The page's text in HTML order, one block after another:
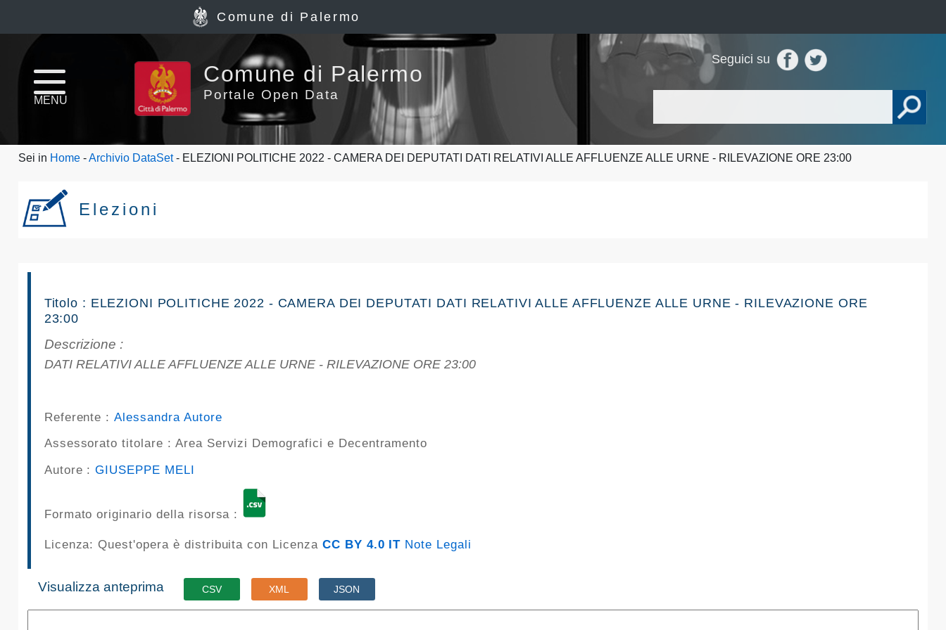
Home
page
Archivio
Dataset
Ultimi
Report
pubblicazioni
Archivio
Data
Comune di Palermo
MENU
Comune di Palermo
Portale Open Data
Seguici su
Sei in Home -Archivio DataSet- ELEZIONI POLITICHE 2022 - CAMERA DEI DEPUTATI DATI RELATIVI ALLE AFFLUENZE ALLE URNE - RILEVAZIONE ORE 23:00
Elezioni
Titolo : ELEZIONI POLITICHE 2022 - CAMERA DEI DEPUTATI DATI RELATIVI ALLE AFFLUENZE ALLE URNE - RILEVAZIONE ORE
23:00
Descrizione :
DATI RELATIVI ALLE AFFLUENZE ALLE URNE - RILEVAZIONE ORE 23:00
Referente :Alessandra Autore
Assessorato titolare : Area Servizi Demografici e Decentramento
Autore :GIUSEPPE MELI
Formato originario della risorsa :
Licenza: Quest'opera è distribuita con Licenza CC BY 4.0 IT Note Legali
Visualizza anteprima CSV XML JSON